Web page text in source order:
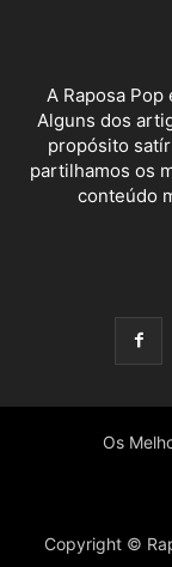
A Raposa
Alguns dos
propósito
partilhamos os
conteúdo
Os
Copyright ©